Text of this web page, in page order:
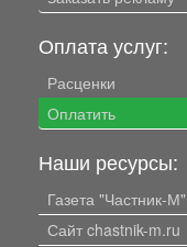
Оплата услуг:
Расценки
Оплатить
Наши ресурсы:
Газета "Частник-М"
Сайт chastnik-m.ru